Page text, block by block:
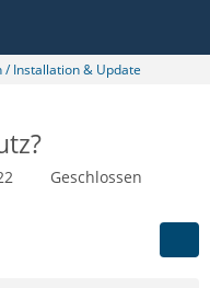
Installation & Update
Geschlossen